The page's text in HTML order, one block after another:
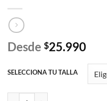
Desde $25.990
SELECCIONA TU TALLA